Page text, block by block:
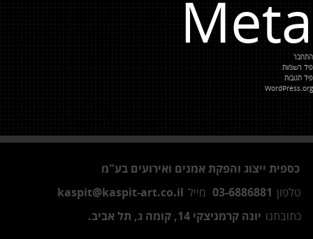
Meta
התחבר
פיד רשומות
פיד תגובות
WordPress.org
כספית ייצוג והפקת אמנים ואירועים בע"מ
טלפון 03-6886881 מייל kaspit@kaspit-art.co.il
כתובתנו יונה קרמניצקי 14, קומה ג, תל אביב.